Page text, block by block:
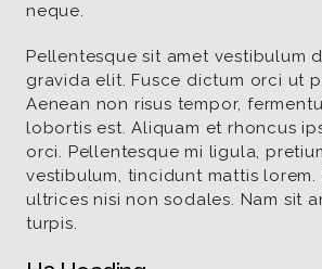
neque.
Pellentesque sit amet vestibulum
gravida elit. Fusce dictum orci ut
Aenean non risus tempor,
lobortis est. Aliquam et rhoncus
orci. Pellentesque mi ligula,
vestibulum, tincidunt mattis lorem.
ultrices nisi non sodales. Nam sit
turpis.